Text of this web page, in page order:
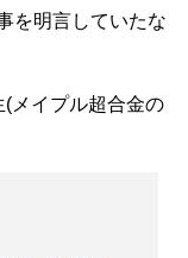
を明言していたな
メイプル超合金の